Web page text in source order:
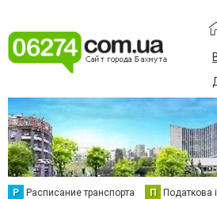
Р Расписание транспорта П Податкова